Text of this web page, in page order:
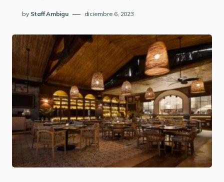
by Staff Ambigu diciembre 6, 2023